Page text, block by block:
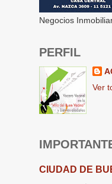
Negocios
PERFIL
Ver
CIUDAD DE